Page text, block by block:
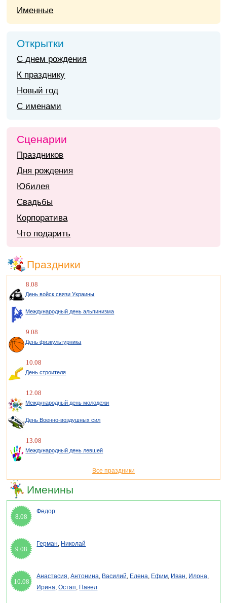
Именные
Открытки
С днем рождения
К празднику
Новый год
С именами
Сценарии
Праздников
Дня рождения
Юбилея
Свадьбы
Корпоратива
Что подарить
Праздники
8.08
День войск связи Украины
Международный день альпинизма
9.08
День физкультурника
10.08
День строителя
12.08
Международный день молодежи
День Военно-воздушных сил
13.08
Международный день левшей
Все праздники
Именины
8.08
Федор
9.08
Герман, Николай
10.08
Анастасия,Антонина, Василий, Елена, Ефим, Иван, Илона,
Ирина,Остап, Павел